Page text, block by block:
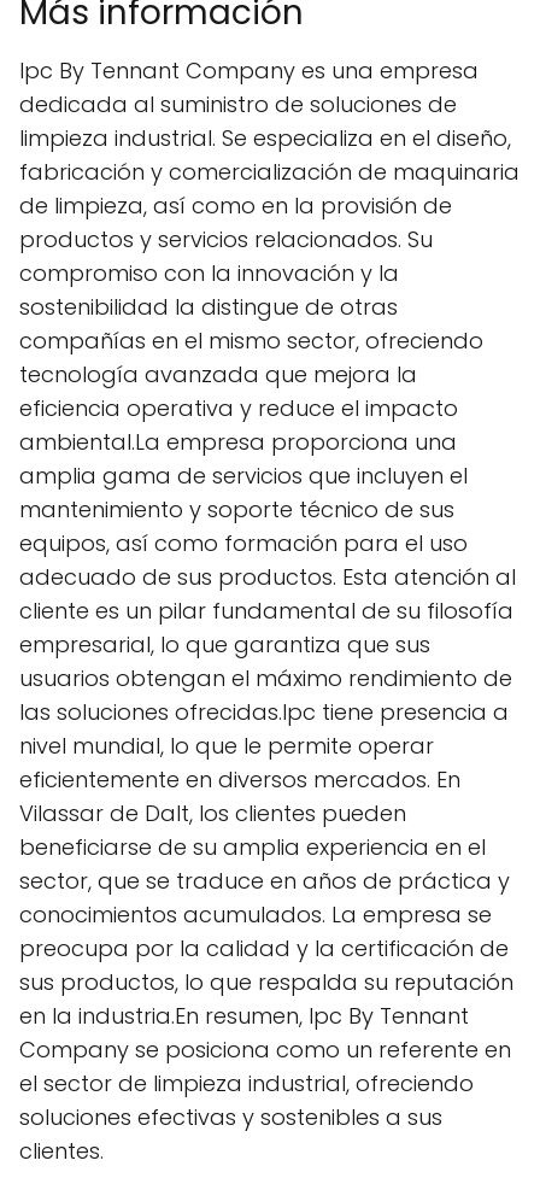
Más información
Ipc By Tennant Company es una empresa
dedicada al suministro de soluciones de
limpieza industrial. Se especializa en el diseño,
fabricación y comercialización de maquinaria
de limpieza, así como en la provisión de
productos y servicios relacionados. Su
compromiso con la innovación y la
sostenibilidad la distingue de otras
compañías en el mismo sector, ofreciendo
tecnología avanzada que mejora la
eficiencia operativa y reduce el impacto
ambiental.La empresa proporciona una
amplia gama de servicios que incluyen el
mantenimiento y soporte técnico de sus
equipos, así como formación para el uso
adecuado de sus productos. Esta atención al
cliente es un pilar fundamental de su filosofía
empresarial, lo que garantiza que sus
usuarios obtengan el máximo rendimiento de
las soluciones ofrecidas.Ipc tiene presencia a
nivel mundial, lo que le permite operar
eficientemente en diversos mercados. En
Vilassar de Dalt, los clientes pueden
beneficiarse de su amplia experiencia en el
sector, que se traduce en años de práctica y
conocimientos acumulados. La empresa se
preocupa por la calidad y la certificación de
sus productos, lo que respalda su reputación
en la industria.En resumen, Ipc By Tennant
Company se posiciona como un referente en
el sector de limpieza industrial, ofreciendo
soluciones efectivas y sostenibles a sus
clientes.